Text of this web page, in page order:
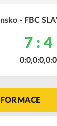
- FBC
7 : 4
0:0,0:0,0:0